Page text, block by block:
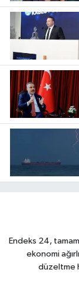
Endeks 24,
ekonomi
düzeltme